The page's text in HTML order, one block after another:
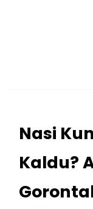
Nasi
Kaldu?